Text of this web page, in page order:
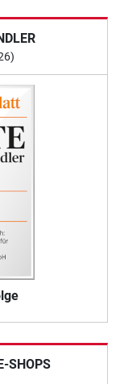
SHOPS